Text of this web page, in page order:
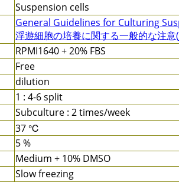
Suspension cells
General Guidelines for Culturing
浮遊細胞の培養に関する一般的な注意
RPMI1640 + 20% FBS
Free
dilution
1 : 4-6 split
Subculture : 2 times/week
37 ℃
5 %
Medium + 10% DMSO
Slow freezing